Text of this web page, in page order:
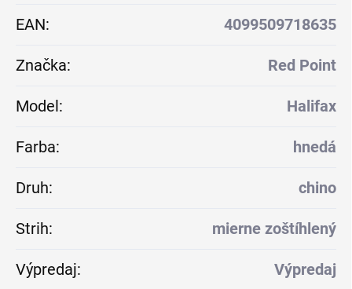
EAN: 4099509718635
Značka: Red Point
Model: Halifax
Farba: hnedá
Druh: chino
Strih: mierne zoštíhlený
Výpredaj: Výpredaj